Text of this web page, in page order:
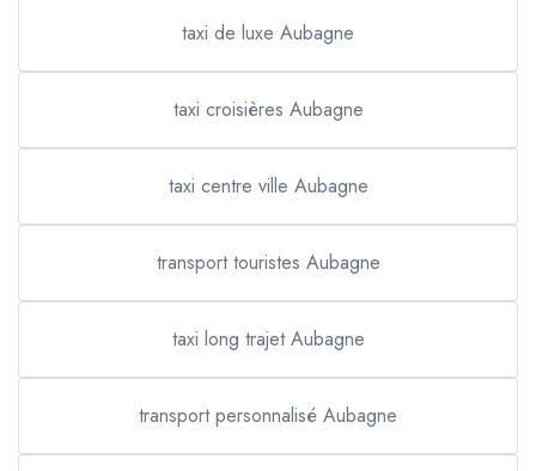
taxi de luxe Aubagne
taxi croisières Aubagne
taxi centre ville Aubagne
transport touristes Aubagne
taxi long trajet Aubagne
transport personnalisé Aubagne